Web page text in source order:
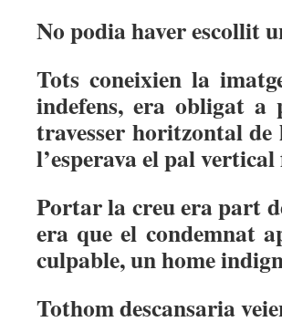
No podia haver escollit
Tots coneixien la
indefens, era obligat a
travesser horitzontal de
l’esperava el pal
Portar la creu era part
era que el condemnat
culpable, un home
Tothom descansaria